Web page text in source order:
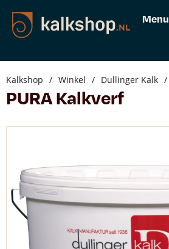
Menu
Kalkshop / Winkel / Dullinger Kalk /
PURA Kalkverf